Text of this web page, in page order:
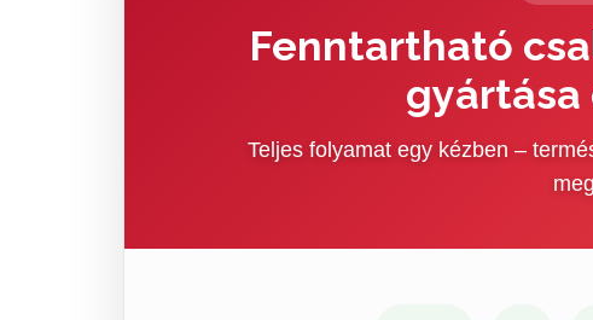
Fenntartható
Teljes folyamat egy kézben –